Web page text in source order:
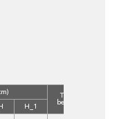
Třída
betonu
H_1